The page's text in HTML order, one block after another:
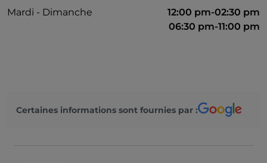
Mardi - Dimanche
12:00 pm-02:30 pm
06:30 pm-11:00 pm
Certaines informations sont fournies par :